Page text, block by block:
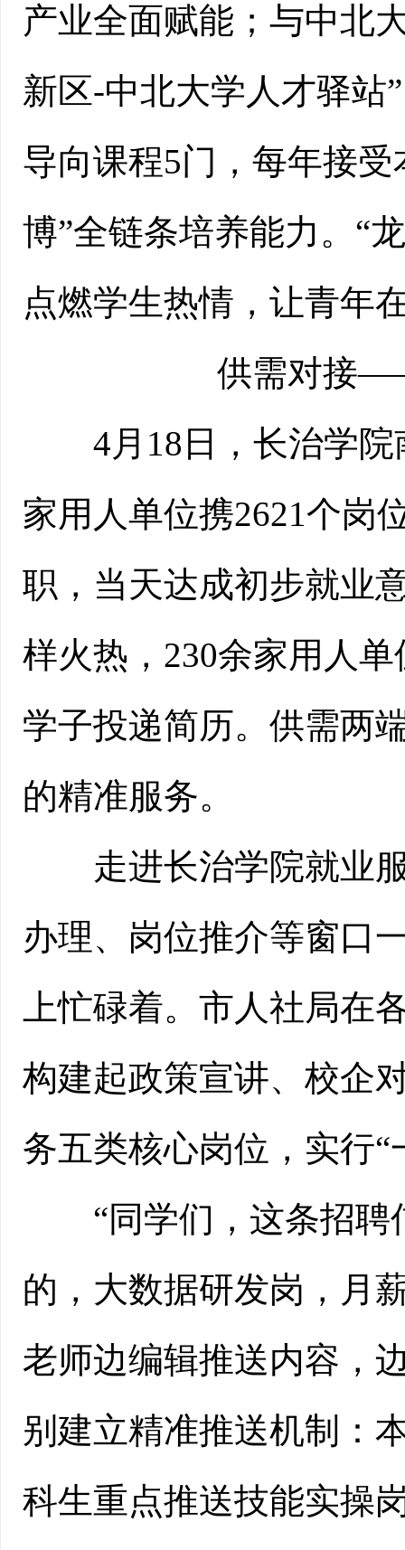
产业全面赋能；与中北
新区-中北大学人才驿站
导向课程5门，每年接
博”全链条培养能力。“
点燃学生热情，让青年
供需对接
4月18日，长治学院
家用人单位携2621个岗
职，当天达成初步就业
样火热，230余家用人
学子投递简历。供需两
的精准服务。
走进长治学院就业服
办理、岗位推介等窗口
上忙碌着。市人社局在
构建起政策宣讲、校企
务五类核心岗位，实行
“同学们，这条招聘
的，大数据研发岗，月
老师边编辑推送内容，
别建立精准推送机制：
科生重点推送技能实操